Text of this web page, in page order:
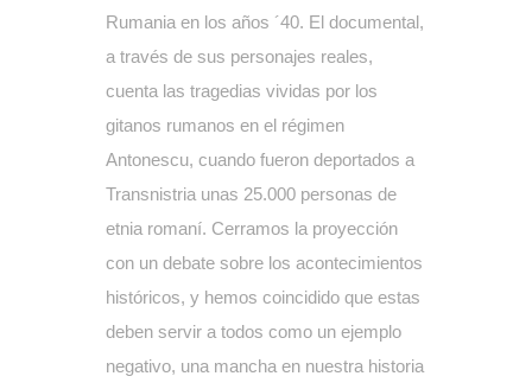
Rumania en los años ´40. El documental,
a través de sus personajes reales,
cuenta las tragedias vividas por los
gitanos rumanos en el régimen
Antonescu, cuando fueron deportados a
Transnistria unas 25.000 personas de
etnia romaní. Cerramos la proyección
con un debate sobre los acontecimientos
históricos, y hemos coincidido que estas
deben servir a todos como un ejemplo
negativo, una mancha en nuestra historia